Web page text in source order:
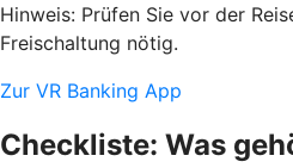
Hinweis: Prüfen Sie vor der
Freischaltung nötig.
Zur VR Banking App
Checkliste: Was